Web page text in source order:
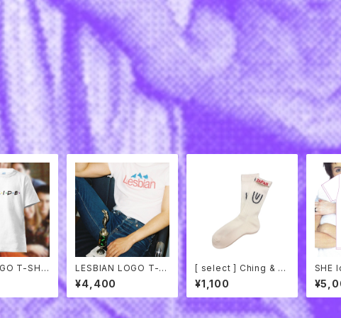
T-SHIR
LESBIAN LOGO T-S
HIRTS
¥4,400
[ select ] Ching & C
o. "Symbol Socks
¥1,100
SHE
rts